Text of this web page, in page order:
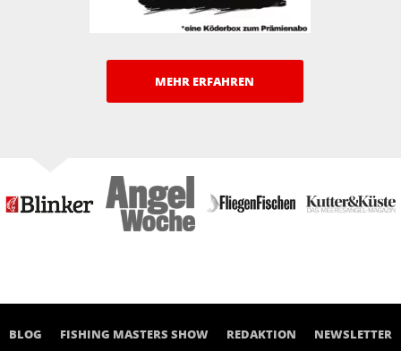
MEHR ERFAHREN
BLOG FISHING MASTERS SHOW REDAKTION NEWSLETTER